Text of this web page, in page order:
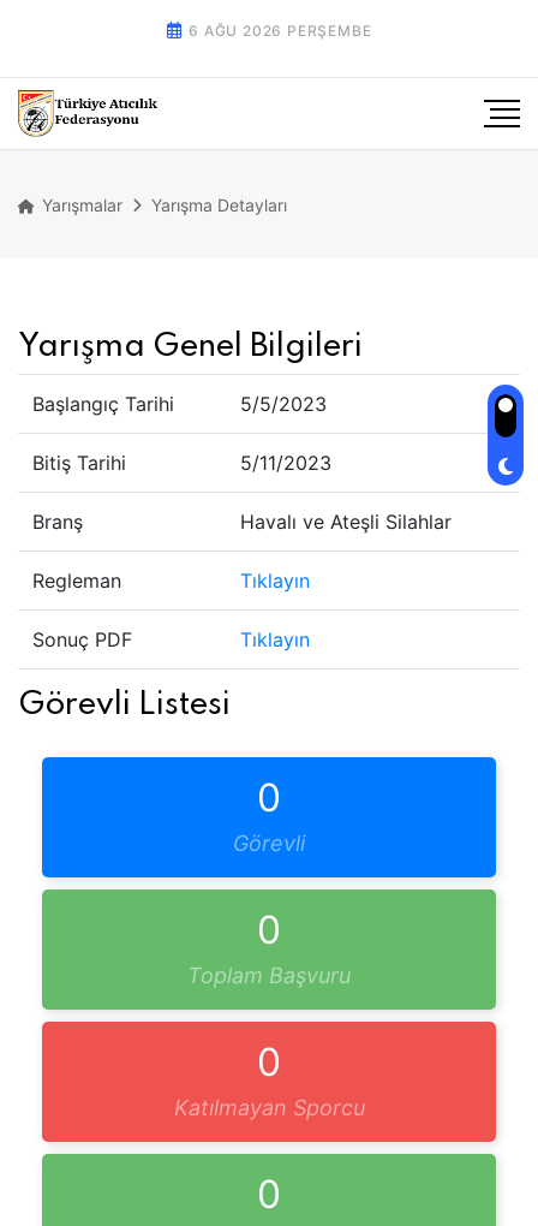
6 AĞU 2026 PERŞEMBE
Yarışmalar Yarışma Detayları
Yarışma Genel Bilgileri
Başlangıç Tarihi 5/5/2023
Bitiş Tarihi 5/11/2023
Branş Havalı ve Ateşli Silahlar
Regleman Tıklayın
Sonuç PDF Tıklayın
Görevli Listesi
0
Görevli
0
Toplam Başvuru
0
Katılmayan Sporcu
0